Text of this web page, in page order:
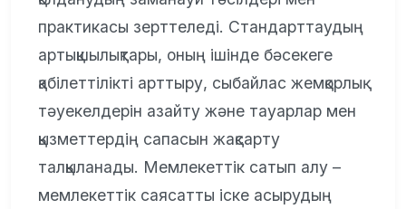
практикасы зерттеледі. Стандарттаудың
артықшылықтары, оның ішінде бәсекеге
қабілеттілікті арттыру, сыбайлас жемқорлық
тәуекелдерін азайту және тауарлар мен
қызметтердің сапасын жақсарту
талқыланады. Мемлекеттік сатып алу –
мемлекеттік саясатты іске асырудың